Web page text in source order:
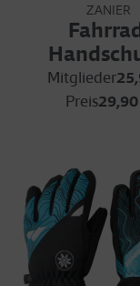
ZANIER
Mitglieder
Preis